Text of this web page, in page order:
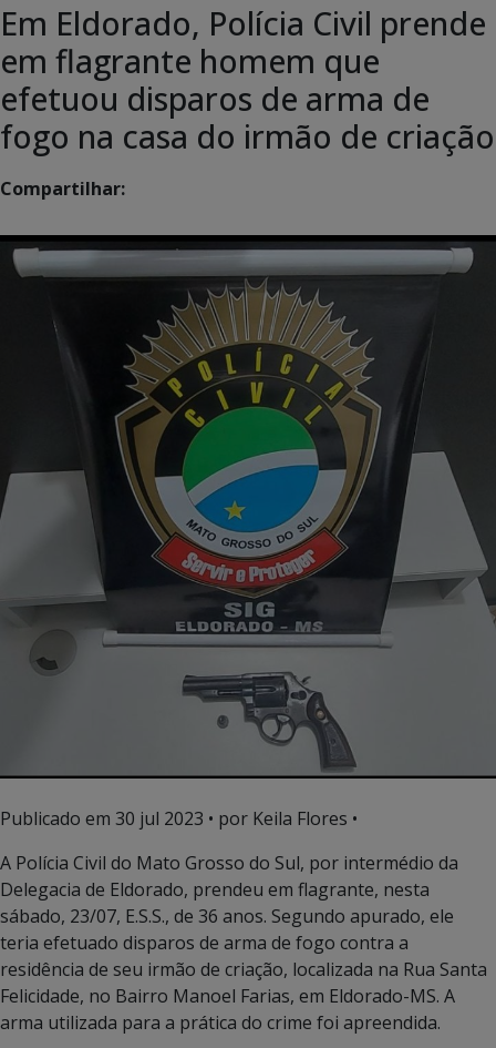
Em Eldorado, Polícia Civil prende
em flagrante homem que
efetuou disparos de arma de
fogo na casa do irmão de criação
Compartilhar:
Publicado em 30 jul 2023 • por Keila Flores •
A Polícia Civil do Mato Grosso do Sul, por intermédio da
Delegacia de Eldorado, prendeu em flagrante, nesta
sábado, 23/07, E.S.S., de 36 anos. Segundo apurado, ele
teria efetuado disparos de arma de fogo contra a
residência de seu irmão de criação, localizada na Rua Santa
Felicidade, no Bairro Manoel Farias, em Eldorado-MS. A
arma utilizada para a prática do crime foi apreendida.